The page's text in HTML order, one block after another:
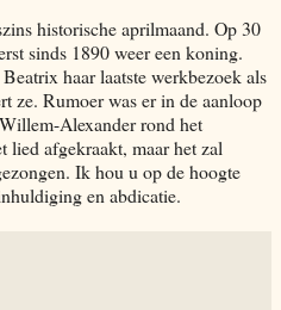
historische aprilmaand. Op 30
sinds 1890 weer een koning.
haar laatste werkbezoek als
ze. Rumoer was er in de aanloop
Alexander rond het
lied afgekraakt, maar het zal
Ik hou u op de hoogte
en abdicatie.